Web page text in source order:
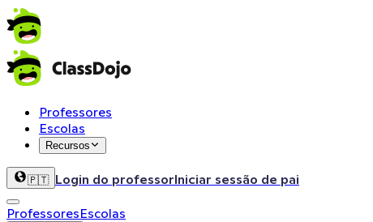
Professores
Escolas
Recursos
🇵🇹 Login do professorIniciar sessão de pai
ProfessoresEscolas